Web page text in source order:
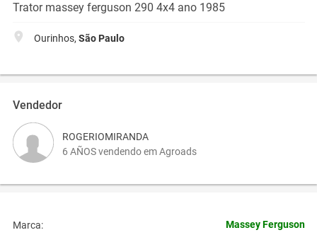
Trator massey ferguson 290 4x4 ano 1985
Ourinhos, São Paulo
Vendedor
ROGERIOMIRANDA
6 AÑOS vendendo em Agroads
Marca: Massey Ferguson